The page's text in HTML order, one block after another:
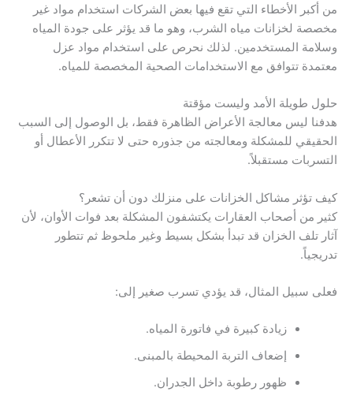
من أكبر الأخطاء التي تقع فيها بعض الشركات استخدام مواد غير
مخصصة لخزانات مياه الشرب، وهو ما قد يؤثر على جودة المياه
وسلامة المستخدمين. لذلك نحرص على استخدام مواد عزل
معتمدة تتوافق مع الاستخدامات الصحية المخصصة للمياه.
حلول طويلة الأمد وليست مؤقتة
هدفنا ليس معالجة الأعراض الظاهرة فقط، بل الوصول إلى السبب
الحقيقي للمشكلة ومعالجته من جذوره حتى لا تتكرر الأعطال أو
التسربات مستقبلاً.
كيف تؤثر مشاكل الخزانات على منزلك دون أن تشعر؟
كثير من أصحاب العقارات يكتشفون المشكلة بعد فوات الأوان، لأن
آثار تلف الخزان قد تبدأ بشكل بسيط وغير ملحوظ ثم تتطور
تدريجياً.
فعلى سبيل المثال، قد يؤدي تسرب صغير إلى:
زيادة كبيرة في فاتورة المياه.
إضعاف التربة المحيطة بالمبنى.
ظهور رطوبة داخل الجدران.